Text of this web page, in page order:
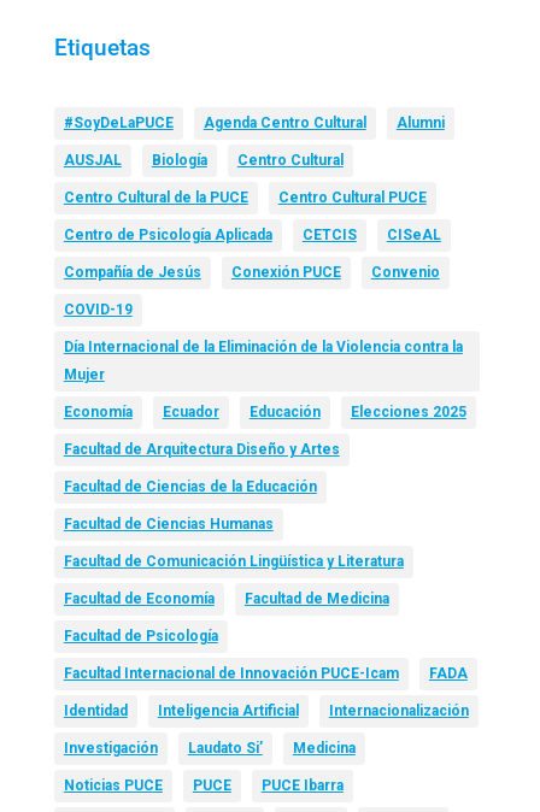
Etiquetas
#SoyDeLaPUCE Agenda Centro Cultural Alumni
AUSJAL Biología Centro Cultural
Centro Cultural de la PUCE Centro Cultural PUCE
Centro de Psicología Aplicada CETCIS CISeAL
Compañía de Jesús Conexión PUCE Convenio
COVID-19
Día Internacional de la Eliminación de la Violencia contra la
Mujer
Economía Ecuador Educación Elecciones 2025
Facultad de Arquitectura Diseño y Artes
Facultad de Ciencias de la Educación
Facultad de Ciencias Humanas
Facultad de Comunicación Lingüística y Literatura
Facultad de Economía Facultad de Medicina
Facultad de Psicología
Facultad Internacional de Innovación PUCE-Icam FADA
Identidad Inteligencia Artificial Internacionalización
Investigación Laudato Si’ Medicina
Noticias PUCE PUCE PUCE Ibarra